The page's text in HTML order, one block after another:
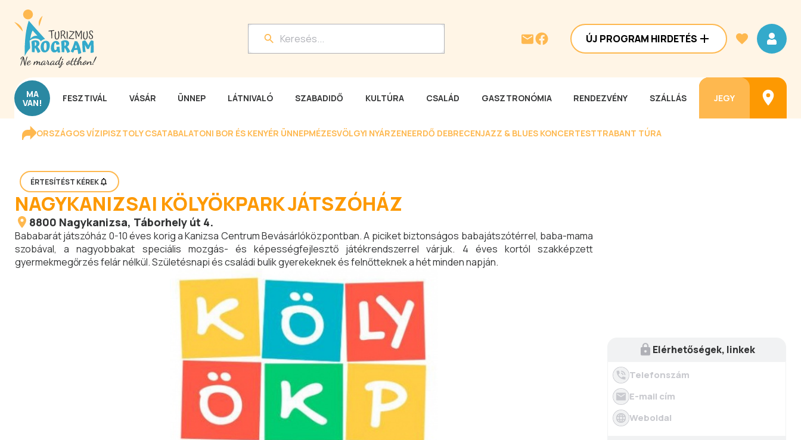
ÚJ PROGRAM HIRDETÉS
MA
VAN! FESZTIVÁL VÁSÁR ÜNNEP LÁTNIVALÓ SZABADIDŐ KULTÚRA CSALÁD GASZTRONÓMIA RENDEZVÉNY SZÁLLÁS JEGY
ORSZÁGOS VÍZIPISZTOLY CSATABALATONI BOR ÉS KENYÉR ÜNNEPMÉZESVÖLGYI NYÁRZENEERDŐ DEBRECENJAZZ & BLUES KONCERTESTTRABANT TÚRA
ÉRTESÍTÉST KÉREK
NAGYKANIZSAI KÖLYÖKPARK JÁTSZÓHÁZ
8800 Nagykanizsa, Táborhely út 4.
Bababarát játszóház 0-10 éves korig a Kanizsa Centrum Bevásárlóközpontban. A piciket biztonságos babajátszótérrel, baba-mama
szobával, a nagyobbakat speciális mozgás- és képességfejlesztő játékrendszerrel várjuk. 4 éves kortól szakképzett
gyermekmegőrzés felár nélkül. Születésnapi és családi bulik gyerekeknek és felnőtteknek a hét minden napján.
Elérhetőségek, linkek
Telefonszám
E-mail cím
Weboldal